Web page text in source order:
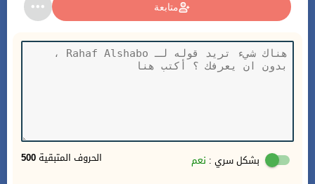
متابعة
500 الحروف المتبقية بشكل سري : نعم